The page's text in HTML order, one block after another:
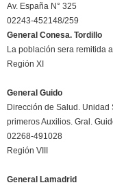
Av. España N° 325
02243-452148/259
General Conesa. Tordillo
La población sera remitida
Región XI
General Guido
Dirección de Salud.
primeros Auxilios. Gral.
02268-491028
Región VIII
General Lamadrid